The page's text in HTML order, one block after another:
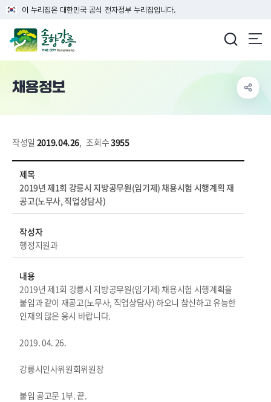
이 누리집은 대한민국 공식 전자정부 누리집입니다.
채용정보
작성일 2019.04.26, 조회수3955
제목
2019년 제1회 강릉시 지방공무원(임기제) 채용시험 시행계획 재
공고(노무사, 직업상담사)
작성자
행정지원과
내용
2019년 제1회 강릉시 지방공무원(임기제) 채용시험 시행계획을
붙임과 같이 재공고(노무사, 직업상담사) 하오니 참신하고 유능한
인재의 많은 응시 바랍니다.
2019. 04. 26.
강릉시인사위원회위원장
붙임 공고문 1부. 끝.